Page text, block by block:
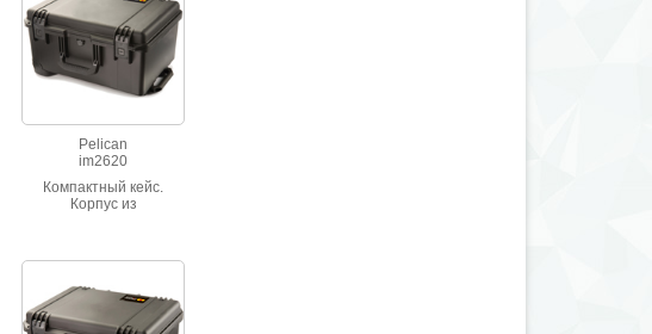
Pelican
im2620
Компактный кейс.
Корпус из
Герметичный IP-67